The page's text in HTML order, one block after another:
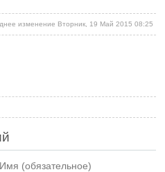
изменение Вторник, 19 Май 2015 08:25
Имя (обязательное)